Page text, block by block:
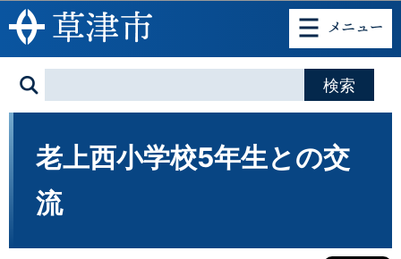
このページの本文へ移動
老上西小学校5年生との交
流